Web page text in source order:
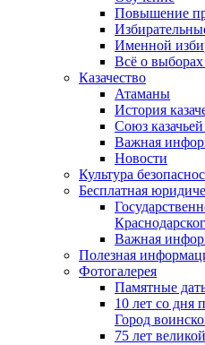
Повышение
Именной
Всё о
Казачество
Атаманы
История
Союз
Важная
Новости
Культура
Бесплатная
Важная
Полезная
Фотогалерея
Памятные
10 лет со дня
Город
75 лет